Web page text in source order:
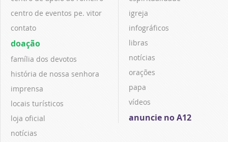
centro de eventos pe. vitor
contato
doação
família dos devotos
história de nossa senhora
imprensa
locais turísticos
loja oficial
notícias
igreja
infográficos
libras
notícias
orações
papa
vídeos
anuncie no A12